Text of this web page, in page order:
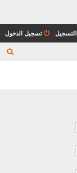
تسجيل الدخول التسجيل